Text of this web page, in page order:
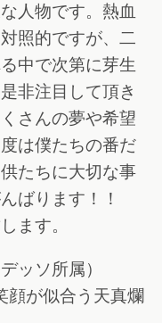
人物です。熱血
照的ですが、二
中で次第に芽生
非注目して頂き
さんの夢や希望
は僕たちの番だ
たちに大切な事
んばります！！
ます。
ッソ所属）
顔が似合う天真爛